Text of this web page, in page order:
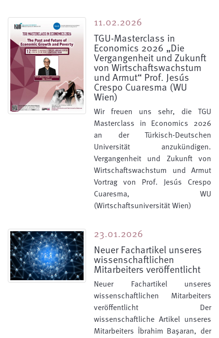
11.02.2026
TGU-Masterclass in
Economics 2026 „Die
Vergangenheit und Zukunft
von Wirtschaftswachstum
und Armut“ Prof. Jesús
Crespo Cuaresma (WU
Wien)
Wir freuen uns sehr, die TGU
Masterclass in Economics 2026
an der Türkisch-Deutschen
Universität anzukündigen.
Vergangenheit und Zukunft von
Wirtschaftswachstum und Armut
Vortrag von Prof. Jesús Crespo
Cuaresma, WU
(Wirtschaftsuniversität Wien)
23.01.2026
Neuer Fachartikel unseres
wissenschaftlichen
Mitarbeiters veröffentlicht
Neuer Fachartikel unseres
wissenschaftlichen Mitarbeiters
veröffentlicht Der
wissenschaftliche Artikel unseres
Mitarbeiters İbrahim Başaran, der